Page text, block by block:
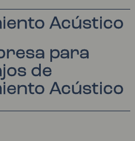
Acústico
para
de
Acústico